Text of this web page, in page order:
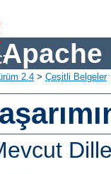
Apache
2.4 > Çeşitli Belgeler